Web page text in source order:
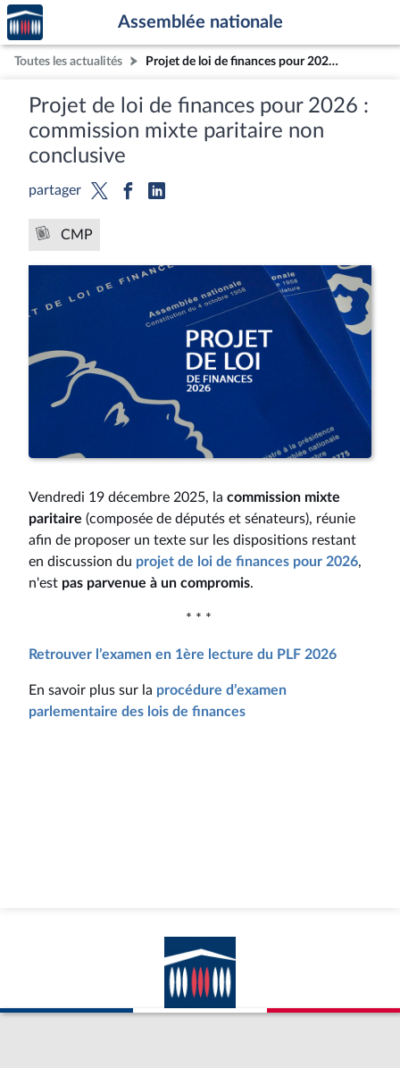
Aller au contenu
Aller en bas de la page
Accèder
à la
page
d'accueil
Assemblée nationale
Toutes les actualités Projet de loi de finances pour 2026 : commission mixte paritaire non conclusive
Projet de loi de finances pour 2026 :
commission mixte paritaire non
conclusive
partager
CMP
Vendredi 19 décembre 2025, la commission mixte
paritaire (composée de députés et sénateurs), réunie
afin de proposer un texte sur les dispositions restant
en discussion du projet de loi de finances pour 2026,
n'est pas parvenue à un compromis.
* * *
Retrouver l’examen en 1ère lecture du PLF 2026
En savoir plus sur la procédure d’examen
parlementaire des lois de finances